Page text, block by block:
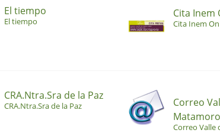
El tiempo
El tiempo
Cita Inem
Cita Inem
CRA.Ntra.Sra de la Paz
CRA.Ntra.Sra de la Paz
Correo
Correo Valle